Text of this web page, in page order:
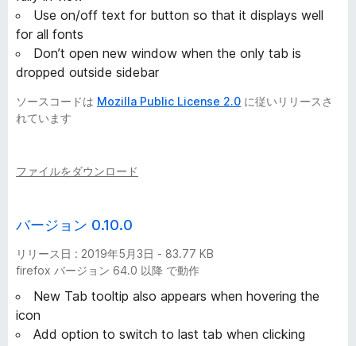
Use on/off text for button so that it displays well
for all fonts
Don’t open new window when the only tab is
dropped outside sidebar
ソースコードは Mozilla Public License 2.0 に従いリリースさ
れています
ファイルをダウンロード
バージョン 0.10.0
リリース日 : 2019年5月3日 - 83.77 KB
firefox バージョン 64.0 以降 で動作
New Tab tooltip also appears when hovering the
icon
Add option to switch to last tab when clicking